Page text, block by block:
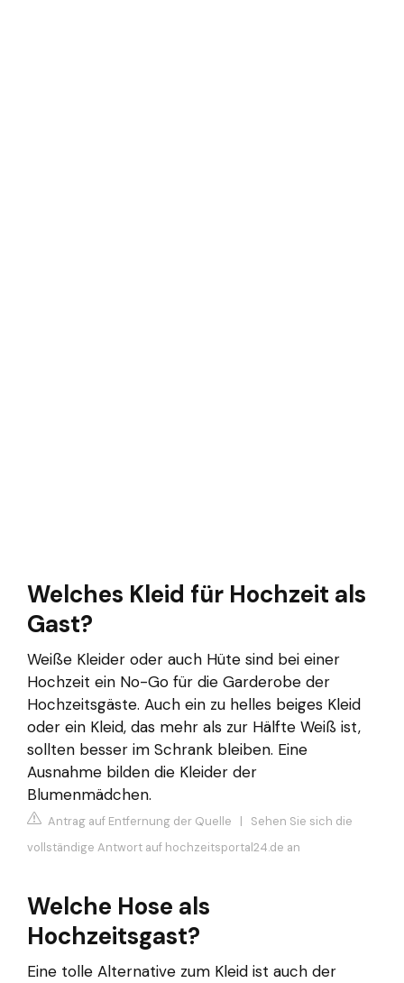
Welches Kleid für Hochzeit als
Gast?
Weiße Kleider oder auch Hüte sind bei einer
Hochzeit ein No-Go für die Garderobe der
Hochzeitsgäste. Auch ein zu helles beiges Kleid
oder ein Kleid, das mehr als zur Hälfte Weiß ist,
sollten besser im Schrank bleiben. Eine
Ausnahme bilden die Kleider der
Blumenmädchen.
Antrag auf Entfernung der Quelle | Sehen Sie sich die
vollständige Antwort auf hochzeitsportal24.de an
Welche Hose als
Hochzeitsgast?
Eine tolle Alternative zum Kleid ist auch der